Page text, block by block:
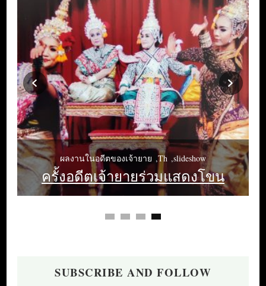
slideshow
Th
ผลงานในอดีตของเจ้ายาย
ค่าของแผ่นดิน ค่านิยมนิยามสุนทรี
SUBSCRIBE AND FOLLOW